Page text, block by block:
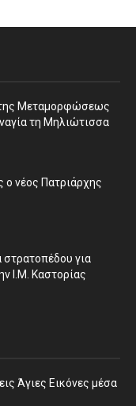
Μεταμορφώσεως
τη Μηλιώτισσα
νέος Πατριάρχης
για
Ι.Μ. Καστορίας
Άγιες Εικόνες μέσα